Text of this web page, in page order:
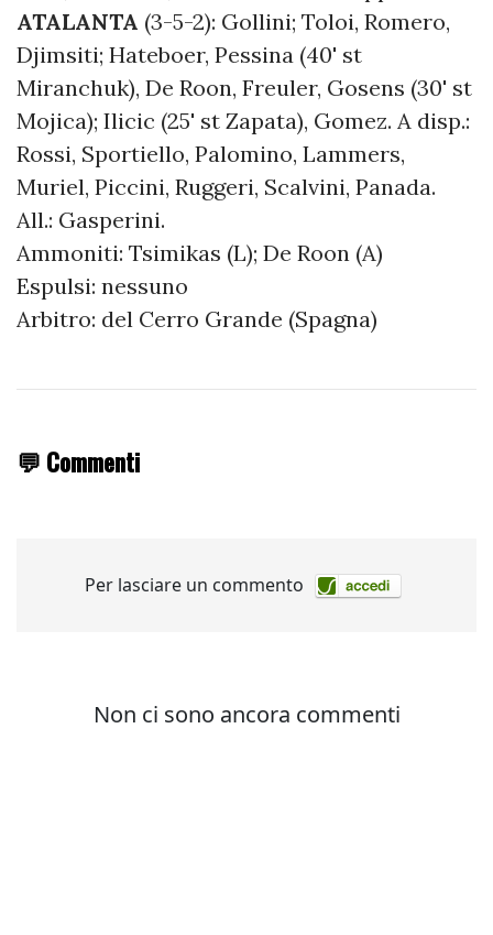
ATALANTA (3-5-2): Gollini; Toloi, Romero,
Djimsiti; Hateboer, Pessina (40' st
Miranchuk), De Roon, Freuler, Gosens (30' st
Mojica); Ilicic (25' st Zapata), Gomez. A disp.:
Rossi, Sportiello, Palomino, Lammers,
Muriel, Piccini, Ruggeri, Scalvini, Panada.
All.: Gasperini.
Ammoniti: Tsimikas (L); De Roon (A)
Espulsi: nessuno
Arbitro: del Cerro Grande (Spagna)
💬 Commenti